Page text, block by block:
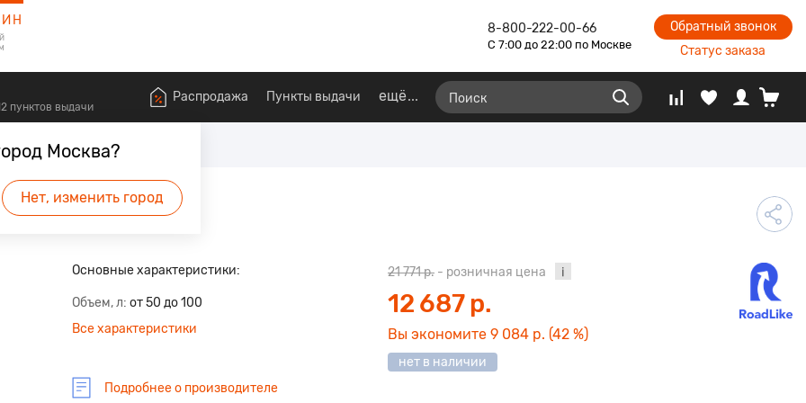
8-800-222-00-66
С 7:00 до 22:00 по Москве
Обратный звонок
Статус заказа
Москва?
Нет, изменить город
пунктов выдачи
Распродажа Пункты выдачи ещё
первым.
Основные характеристики:
Объем, л от 50 до 100
Все характеристики
Подробнее о производителе
21 771 р. - розничная цена
12 687 р.
Вы экономите 9 084 р. (42 %)
нет в наличии